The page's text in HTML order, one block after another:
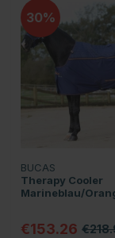
30
BUCAS
Therapy Cooler
Marineblau/
€153.26